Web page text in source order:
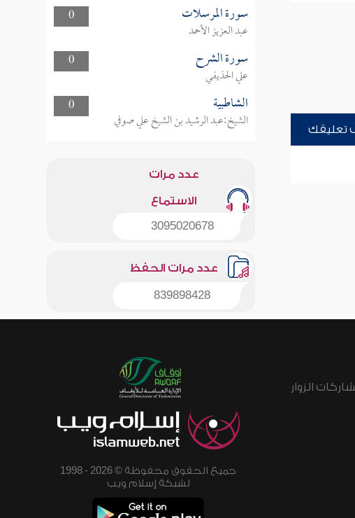
تعليقك
0
سورة المرسلات
عبد العزيز الأحمد
0
سورة الشرح
علي الحذيفي
0
الشاطبية
الشيخ:عبد الرشيد بن الشيخ علي صوفي
عدد مرات
الاستماع
3095020678
عدد مرات الحفظ
839898428
الزوار
جميع الحقوق محفوظة © 2026 - 1998
لشبكة إسلام ويب